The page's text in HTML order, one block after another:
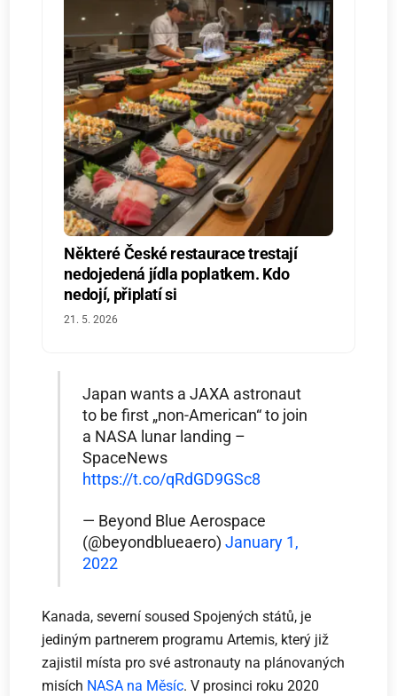
Některé České restaurace trestají
nedojedená jídla poplatkem. Kdo
nedojí, připlatí si
21. 5. 2026
Japan wants a JAXA astronaut
to be first „non-American“ to join
a NASA lunar landing –
SpaceNews
https://t.co/qRdGD9GSc8
— Beyond Blue Aerospace
(@beyondblueaero) January 1,
2022
Kanada, severní soused Spojených států, je
jediným partnerem programu Artemis, který již
zajistil místa pro své astronauty na plánovaných
misích NASA na Měsíc. V prosinci roku 2020